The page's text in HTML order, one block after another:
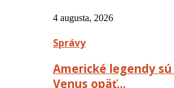
4 augusta, 2026
Správy
Americké legendy sú
Venus opäť…